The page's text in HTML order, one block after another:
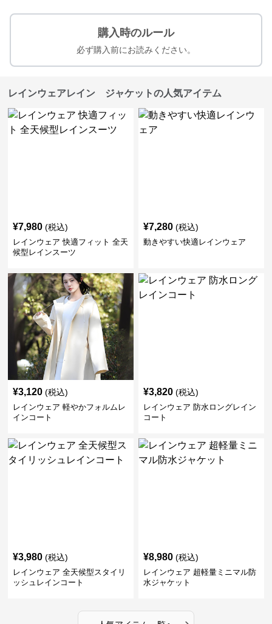
購入時のルール
必ず購入前にお読みください。
レインウェアレイン ジャケットの人気アイテム
¥7,980 (税込)
レインウェア 快適フィット 全天
候型レインスーツ
¥7,280 (税込)
動きやすい快適レインウェア
¥3,120 (税込)
レインウェア 軽やかフォルムレ
インコート
¥3,820 (税込)
レインウェア 防水ロングレイン
コート
¥3,980 (税込)
レインウェア 全天候型スタイリ
ッシュレインコート
¥8,980 (税込)
レインウェア 超軽量ミニマル防
水ジャケット